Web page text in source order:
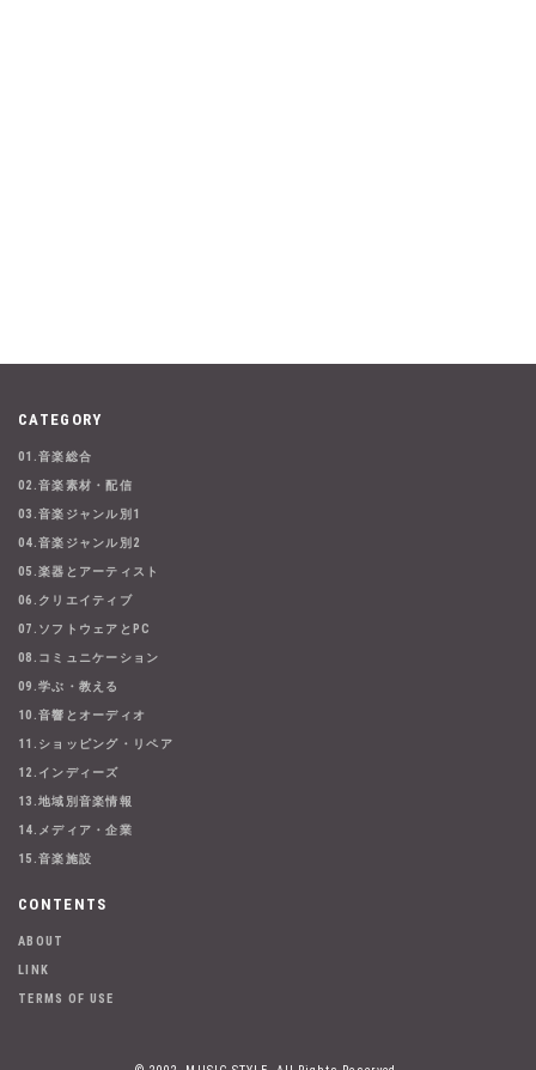
CATEGORY
01.音楽総合
02.音楽素材・配信
03.音楽ジャンル別1
04.音楽ジャンル別2
05.楽器とアーティスト
06.クリエイティブ
07.ソフトウェアとPC
08.コミュニケーション
09.学ぶ・教える
10.音響とオーディオ
11.ショッピング・リペア
12.インディーズ
13.地域別音楽情報
14.メディア・企業
15.音楽施設
CONTENTS
ABOUT
LINK
TERMS OF USE